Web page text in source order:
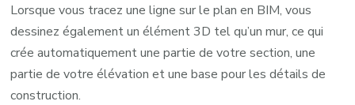
Lorsque vous tracez une ligne sur le plan en BIM, vous
dessinez également un élément 3D tel qu’un mur, ce qui
crée automatiquement une partie de votre section, une
partie de votre élévation et une base pour les détails de
construction.